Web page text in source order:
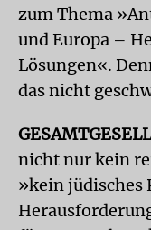
zum Thema
und Europa –
Lösungen«.
das nicht
nicht nur kein
»kein jüdisches